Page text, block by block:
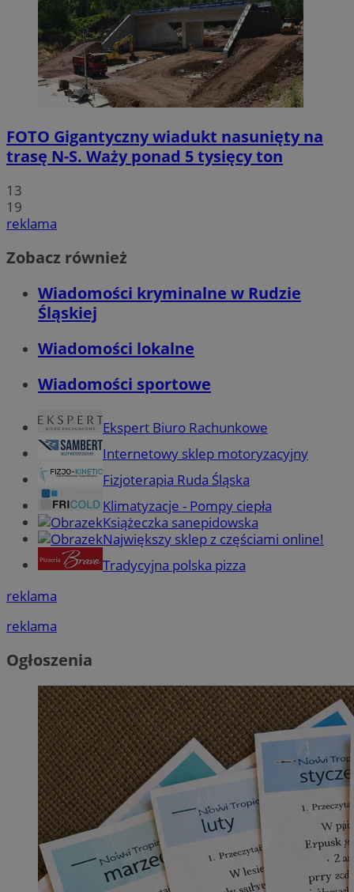
FOTO Gigantyczny wiadukt nasunięty na
trasę N-S. Waży ponad 5 tysięcy ton
13
19
reklama
Zobacz również
Wiadomości kryminalne w Rudzie
Śląskiej
Wiadomości lokalne
Wiadomości sportowe
Ekspert Biuro Rachunkowe
Internetowy sklep motoryzacyjny
Fizjoterapia Ruda Śląska
Klimatyzacje - Pompy ciepła
Książeczka sanepidowska
Największy sklep z częściami online!
Tradycyjna polska pizza
reklama
reklama
Ogłoszenia